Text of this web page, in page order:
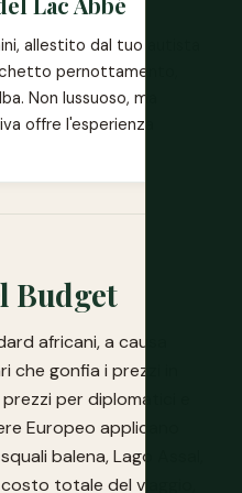
allestito dal tuo autista
pernottamento,
Non lussuoso, ma
offre l'esperienza
Budget
africani, a causa
che gonfia i prezzi in
per diplomatici e
Europeo applicano
balena, Lago Assal,
totale del viaggio,